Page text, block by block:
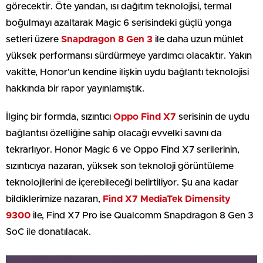
görecektir. Öte yandan, ısı dağıtım teknolojisi, termal
boğulmayı azaltarak Magic 6 serisindeki güçlü yonga
setleri üzere Snapdragon 8 Gen 3 ile daha uzun mühlet
yüksek performansı sürdürmeye yardımcı olacaktır. Yakın
vakitte, Honor’un kendine ilişkin uydu bağlantı teknolojisi
hakkında bir rapor yayınlamıştık.
İlginç bir formda, sızıntıcı Oppo Find X7 serisinin de uydu
bağlantısı özelliğine sahip olacağı evvelki savını da
tekrarlıyor. Honor Magic 6 ve Oppo Find X7 serilerinin,
sızıntıcıya nazaran, yüksek son teknoloji görüntüleme
teknolojilerini de içerebileceği belirtiliyor. Şu ana kadar
bildiklerimize nazaran, Find X7 MediaTek Dimensity
9300 ile, Find X7 Pro ise Qualcomm Snapdragon 8 Gen 3
SoC ile donatılacak.